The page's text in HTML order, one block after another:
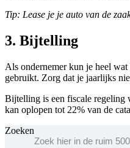
Tip: Lease je je auto van de
3. Bijtelling
Als ondernemer kun je heel
gebruikt. Zorg dat je jaarlijks
Bijtelling is een fiscale regeling
kan oplopen tot 22% van de
Zoeken